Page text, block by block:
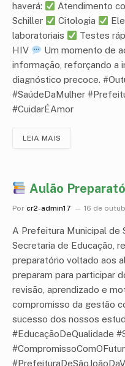
haverá:
Atendimento
Schiller
Citologia
laboratoriais
Testes
HIV
Um momento de
informação, reforçando a
diagnóstico precoce.
#SaúdeDaMulher
#CuidarÉAmor
LEIA MAIS
Aulão
Por cr2-admin17 16 de
A Prefeitura Municipal de
Secretaria de Educação,
preparatório voltado aos
preparam para participar
revisão, aprendizado e
compromisso da gestão
sucesso dos nossos
#EducaçãoDeQualidade